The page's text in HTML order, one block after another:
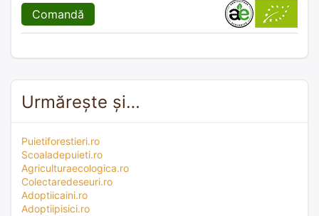
Comandă
Urmărește și…
Puietiforestieri.ro
Scoaladepuieti.ro
Agriculturaecologica.ro
Colectaredeseuri.ro
Adoptiicaini.ro
Adoptiipisici.ro